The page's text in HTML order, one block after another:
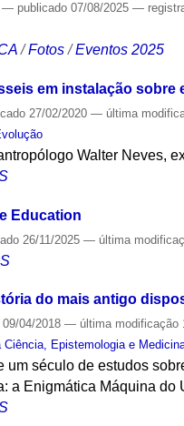
— publicado 07/08/2025—
/Fotos /Eventos 2025
em instalação sobre
27/02/2020— última
Walter Neves,
Education
26/11/2025— última
do mais antigo
09/04/2018— última modificação
Epistemologia e
um século de estudos
a Enigmática Máquina